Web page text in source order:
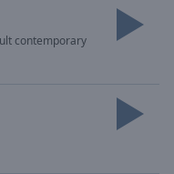
contemporary